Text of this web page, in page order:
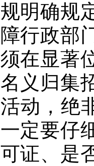
明确规
行政部
在显著
义归集
动，绝
定要仔
证、是